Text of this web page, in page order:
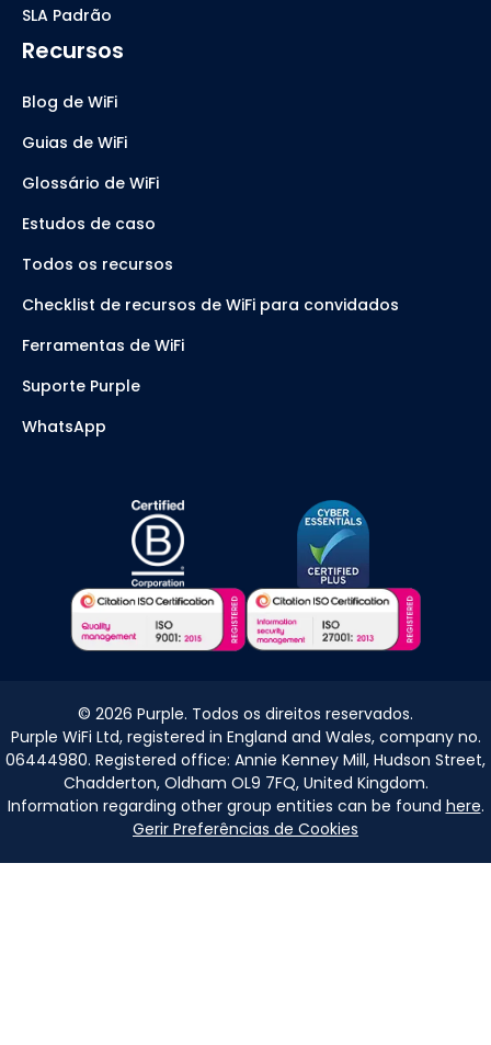
SLA Padrão
Recursos
Blog de WiFi
Guias de WiFi
Glossário de WiFi
Estudos de caso
Todos os recursos
Checklist de recursos de WiFi para convidados
Ferramentas de WiFi
Suporte Purple
WhatsApp
© 2026 Purple. Todos os direitos reservados.
Purple WiFi Ltd, registered in England and Wales, company no.
06444980. Registered office: Annie Kenney Mill, Hudson Street,
Chadderton, Oldham OL9 7FQ, United Kingdom.
Information regarding other group entities can be found here.
Gerir Preferências de Cookies